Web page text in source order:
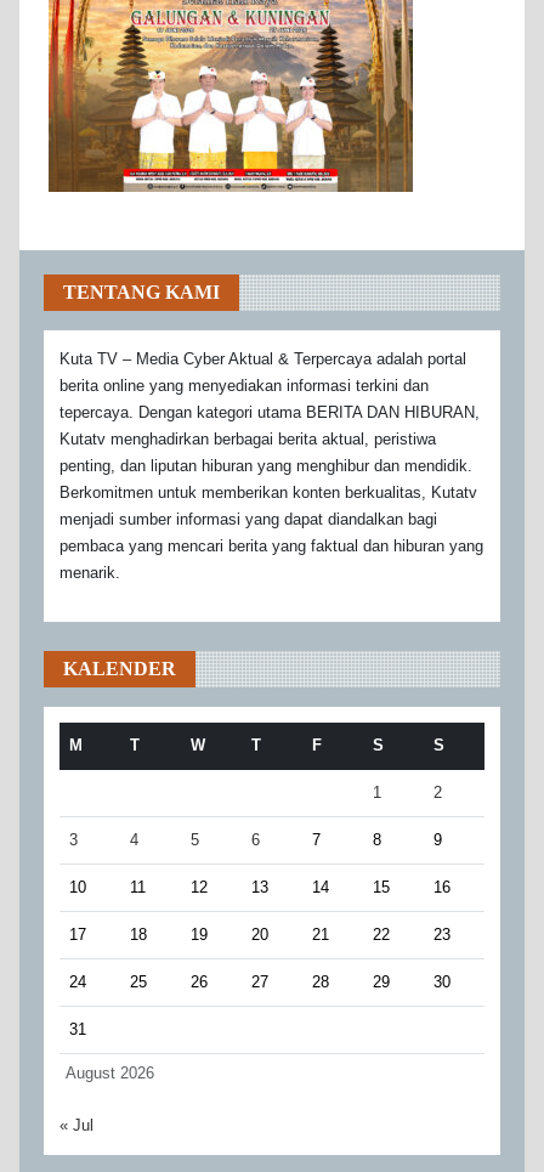
TENTANG KAMI
Kuta TV – Media Cyber Aktual & Terpercaya adalah portal
berita online yang menyediakan informasi terkini dan
tepercaya. Dengan kategori utama BERITA DAN HIBURAN,
Kutatv menghadirkan berbagai berita aktual, peristiwa
penting, dan liputan hiburan yang menghibur dan mendidik.
Berkomitmen untuk memberikan konten berkualitas, Kutatv
menjadi sumber informasi yang dapat diandalkan bagi
pembaca yang mencari berita yang faktual dan hiburan yang
menarik.
KALENDER
August 2026
M T W T F S S
1 2
3 4 5 6 7 8 9
10 11 12 13 14 15 16
17 18 19 20 21 22 23
24 25 26 27 28 29 30
31
« Jul